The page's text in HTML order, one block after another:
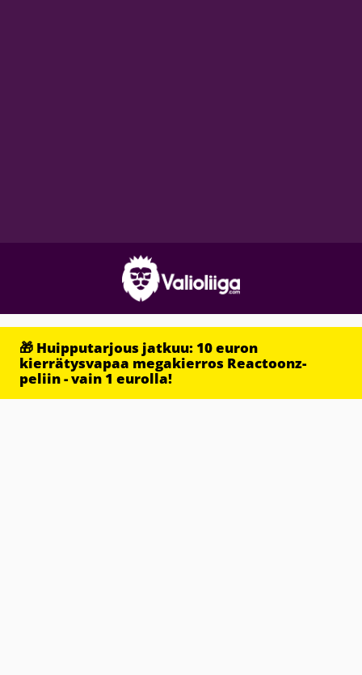
🎁 Huipputarjous jatkuu: 10 euron
kierrätysvapaa megakierros Reactoonz-
peliin - vain 1 eurolla!